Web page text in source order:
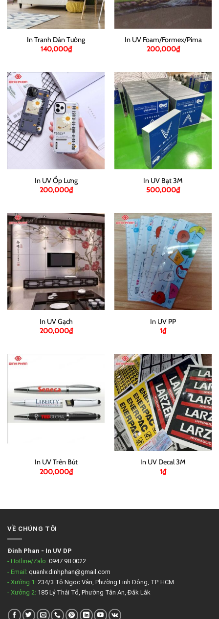
In Tranh Dán Tường
140,000₫
In UV Foam/Formex/Pima
200,000₫
In UV Ốp Lưng
200,000₫
In UV Bạt 3M
500,000₫
In UV Gạch
200,000₫
In UV PP
1₫
In UV Trên Bút
200,000₫
In UV Decal 3M
1₫
VỀ CHÚNG TÔI
Đinh Phan - In UV DP
- Hotline/Zalo: 0947.98.0022
- Email: quanlv.dinhphan@gmail.com
- Xưởng 1: 234/3 Tô Ngọc Vân, Phường Linh Đông, TP. HCM
- Xưởng 2: 185 Lý Thái Tổ, Phường Tân An, Đắk Lắk